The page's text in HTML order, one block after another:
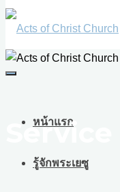
หน้าแรก
รู้จักพระเยซู
Service